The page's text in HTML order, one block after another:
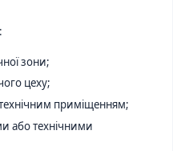
зони;
цеху;
приміщенням;
або технічними